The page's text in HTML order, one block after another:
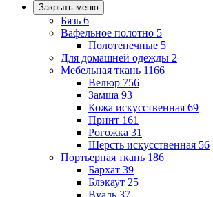
Закрыть меню
Бязь 6
Вафельное полотно 5
Полотенечные 5
Для домашней одежды 2
Мебельная ткань 1166
Велюр 756
Замша 93
Кожа искусственная 69
Принт 161
Рогожка 31
Шерсть искусственная 56
Портьерная ткань 186
Бархат 39
Блэкаут 25
Вуаль 37